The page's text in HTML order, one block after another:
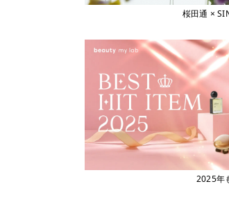
桜田通 ×
2025年